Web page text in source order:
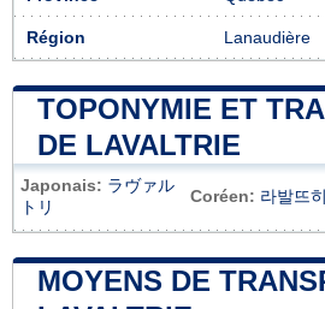
Région Lanaudière
TOPONYMIE ET
DE LAVALTRIE
Japonais: ラヴァル
トリ
Coréen: 라발뜨히
MOYENS DE